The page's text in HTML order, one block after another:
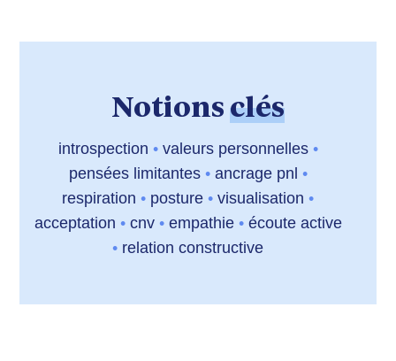
Notionsclés
introspection •valeurs personnelles •
pensées limitantes •ancrage pnl •
respiration• posture• visualisation•
acceptation •cnv •empathie •écoute active
• relation constructive